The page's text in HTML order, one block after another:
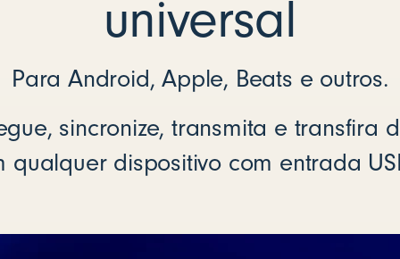
universal
Para Android, Apple, Beats e outros.
sincronize, transmita e transfira
qualquer dispositivo com entrada